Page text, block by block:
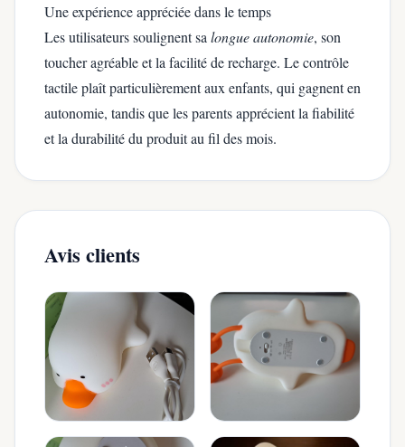
Une expérience appréciée dans le temps
Les utilisateurs soulignent sa longue autonomie, son
toucher agréable et la facilité de recharge. Le contrôle
tactile plaît particulièrement aux enfants, qui gagnent en
autonomie, tandis que les parents apprécient la fiabilité
et la durabilité du produit au fil des mois.
Avis clients